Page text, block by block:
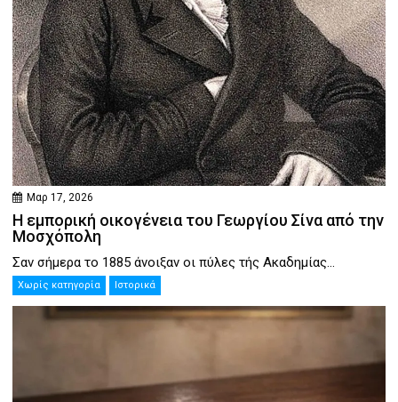
Μαρ 17, 2026
Η εμπορική οικογένεια του Γεωργίου Σίνα από την
Μοσχόπολη
Σαν σήμερα το 1885 άνοιξαν οι πύλες τής Ακαδημίας...
Χωρίς κατηγορία Ιστορικά